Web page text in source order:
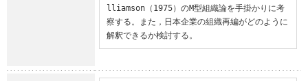
lliamson（1975）のM型組織論を手掛かりに考
察する。また，日本企業の組織再編がどのように
解釈できるか検討する。